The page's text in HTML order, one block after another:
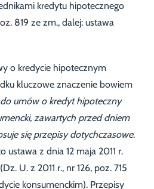
kredytu hipotecznego
819 ze zm., dalej: ustawa
o kredycie hipotecznym
kluczowe znaczenie bowiem
do umów o kredyt hipoteczny
zawartych przed dniem
się przepisy dotychczasowe.
z dnia 12 maja 2011 r.
U. z 2011 r., nr 126, poz. 715
konsumenckim). Przepisy